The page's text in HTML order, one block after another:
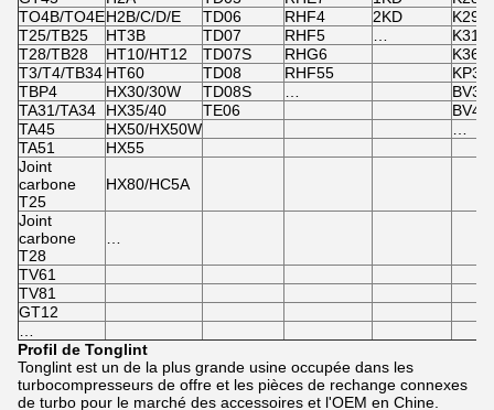
TO4B/TO4EH2B/C/D/E TD06 RHF4 2KD
K29
T25/TB25
HT3B TD07 RHF5
K31
T28/TB28
HT10/HT12 TD07S RHG6
K36/
T3/T4/TB34 HT60 TD08 RHF55
KP35
TBP4
HX30/30W TD08S
TA31/TA34
HX35/40 TE06
BV43
TA45
HX50/HX50W
TA51
HX55
Joint
carbone
T25
HX80/HC5A
Joint
carbone
T28
TV61
TV81
GT12
Profil de Tonglint
Tonglint est un de la plus grande usine occupée dans les
turbocompresseurs de offre et les pièces de rechange connexes
de turbo pour le marché des accessoires et l'OEM en Chine.